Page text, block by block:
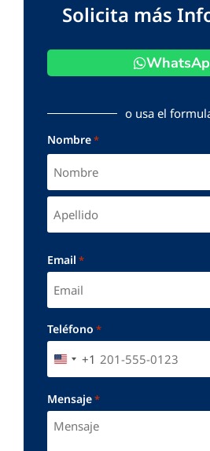
Solicita más
o usa el
Nombre*
Email *
Teléfono *
UNITED STATES +1
+1
Mensaje*